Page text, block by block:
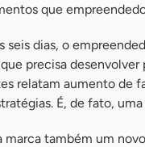
que
seis dias, o
precisa
relatam aumento de
É, de fato,
marca também um